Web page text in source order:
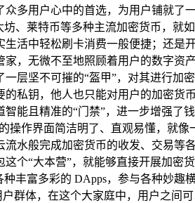
多用户心中的首选，为用户铺就了
、莱特币等多种主流加密货币，就
活中轻松刷卡消费一般便捷；还
，无微不至地照顾着用户的数字资
一层坚不可摧的“盔甲”，对其进行加
钥，他人也只能对用户的加密货
能且精准的“门禁”，进一步增强了
操作界面简洁明了、直观易懂，就
水般完成加密货币的收发、交易
个“大本营”，就能够直接开展加密
丰富多彩的 DApps，参与各种妙趣
群体，在这个大家庭中，用户之间